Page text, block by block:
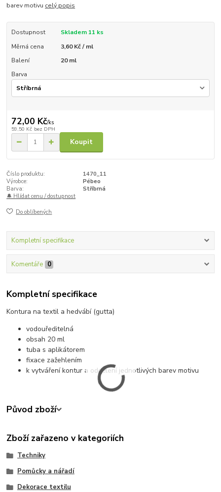
barev motivu celý popis
Dostupnost
Skladem 11 ks
Měrná cena
3,60 Kč / ml
Balení
20 ml
Barva
72,00 Kč/ks
59,50 Kč bez DPH
Koupit
Číslo produktu:
1470_11
Výrobce:
Pébeo
Barva:
Stříbrná
🔔 Hlídat cenu / dostupnost
Do oblíbených
Kompletní specifikace
Komentáře 0
Kompletní specifikace
Kontura na textil a hedvábí (gutta)
vodouředitelná
obsah 20 ml
tuba s aplikátorem
fixace zažehlením
k vytváření kontur a oddělení jednotlivých barev motivu
Původ zboží
Zboží zařazeno v kategoriích
Techniky
Pomůcky a nářadí
Dekorace textilu